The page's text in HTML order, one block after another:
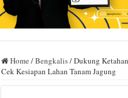
Home /Bengkalis/Dukung
Cek Kesiapan Lahan Tanam Jagung